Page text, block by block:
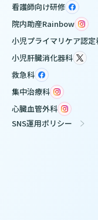
看護師向け研修
院内助産Rainbow
小児プライマリケア認
小児肝臓消化器科
救急科
集中治療科
心臓血管外科
SNS運用ポリシー